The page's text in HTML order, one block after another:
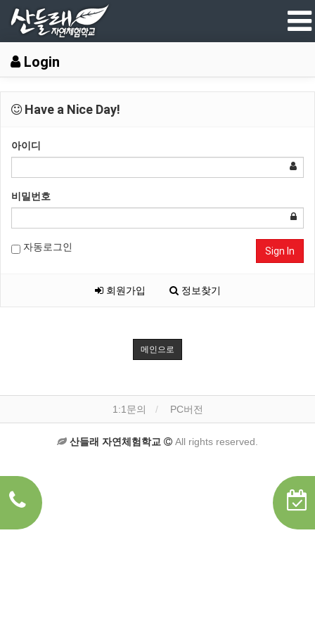
Login
Have a Nice Day!
아이디
비밀번호
자동로그인 Sign In
회원가입 정보찾기
메인으로
1:1문의 PC버전
산들래 자연체험학교 All rights reserved.